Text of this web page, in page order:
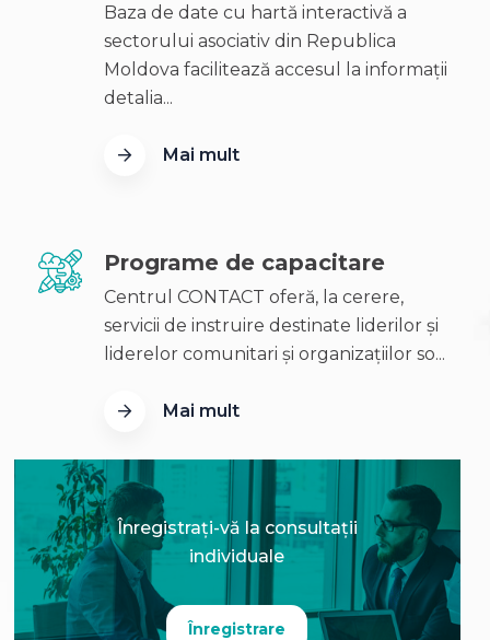
Baza de date cu hartă interactivă a
sectorului asociativ din Republica
Moldova facilitează accesul la informații
detalia...
Mai mult
Programe de capacitare
Centrul CONTACT oferă, la cerere,
servicii de instruire destinate liderilor și
liderelor comunitari și organizațiilor so...
Mai mult
Înregistrați-vă la consultații
individuale
Înregistrare